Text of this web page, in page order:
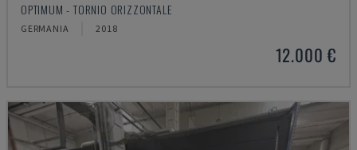
OPTIMUM - TORNIO ORIZZONTALE
GERMANIA 2018
12.000 €